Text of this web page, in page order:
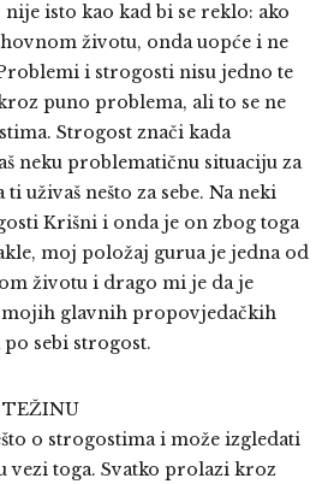
isto kao kad bi se reklo: ako
životu, onda uopće i ne
i strogosti nisu jedno te
puno problema, ali to se ne
Strogost znači kada
neku problematičnu situaciju za
uživaš nešto za sebe. Na neki
Krišni i onda je on zbog toga
moj položaj gurua je jedna od
životu i drago mi je da je
mojih glavnih propovjedačkih
sebi strogost.
o strogostima i može izgledati
vezi toga. Svatko prolazi kroz